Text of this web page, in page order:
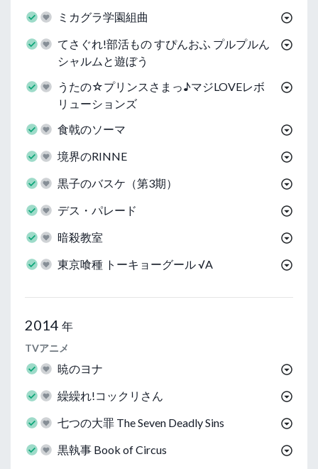
ミカグラ学園組曲
てさぐれ!部活もの すぴんおふ プルプルん
シャルムと遊ぼう
うたの☆プリンスさまっ♪マジLOVEレボ
リューションズ
食戟のソーマ
境界のRINNE
黒子のバスケ（第3期）
デス・パレード
暗殺教室
東京喰種 トーキョーグール √A
2014 年
TVアニメ
暁のヨナ
繰繰れ!コックリさん
七つの大罪 The Seven Deadly Sins
黒執事 Book of Circus